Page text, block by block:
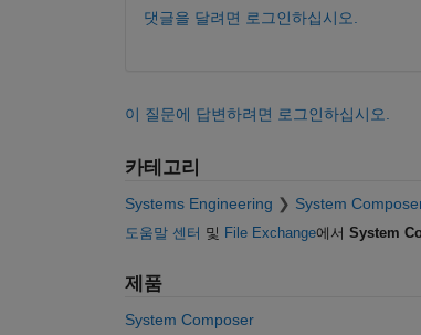
댓글을 달려면 로그인하십시오.
이 질문에 답변하려면 로그인하십시오.
카테고리
Systems Engineering System
도움말 센터 및 File Exchange에서 System
제품
System Composer